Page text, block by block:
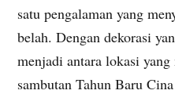
satu pengalaman yang
belah. Dengan dekorasi
menjadi antara lokasi
sambutan Tahun Baru